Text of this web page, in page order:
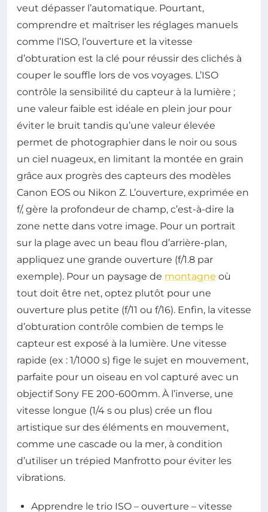
veut dépasser l’automatique. Pourtant,
comprendre et maîtriser les réglages manuels
comme l’ISO, l’ouverture et la vitesse
d’obturation est la clé pour réussir des clichés à
couper le souffle lors de vos voyages. L’ISO
contrôle la sensibilité du capteur à la lumière ;
une valeur faible est idéale en plein jour pour
éviter le bruit tandis qu’une valeur élevée
permet de photographier dans le noir ou sous
un ciel nuageux, en limitant la montée en grain
grâce aux progrès des capteurs des modèles
Canon EOS ou Nikon Z. L’ouverture, exprimée en
f/, gère la profondeur de champ, c’est-à-dire la
zone nette dans votre image. Pour un portrait
sur la plage avec un beau flou d’arrière-plan,
appliquez une grande ouverture (f/1.8 par
exemple). Pour un paysage de montagne où
tout doit être net, optez plutôt pour une
ouverture plus petite (f/11 ou f/16). Enfin, la vitesse
d’obturation contrôle combien de temps le
capteur est exposé à la lumière. Une vitesse
rapide (ex : 1/1000 s) fige le sujet en mouvement,
parfaite pour un oiseau en vol capturé avec un
objectif Sony FE 200-600mm. À l’inverse, une
vitesse longue (1/4 s ou plus) crée un flou
artistique sur des éléments en mouvement,
comme une cascade ou la mer, à condition
d’utiliser un trépied Manfrotto pour éviter les
vibrations.
Apprendre le trio ISO – ouverture – vitesse